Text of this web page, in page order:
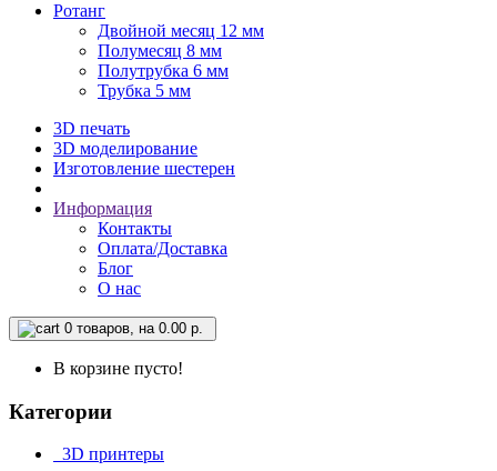
Ротанг
Двойной месяц 12 мм
Полумесяц 8 мм
Полутрубка 6 мм
Трубка 5 мм
3D печать
3D моделирование
Изготовление шестерен
Информация
Контакты
Оплата/Доставка
Блог
О нас
0 товаров, на 0.00 р.
В корзине пусто!
Категории
3D принтеры